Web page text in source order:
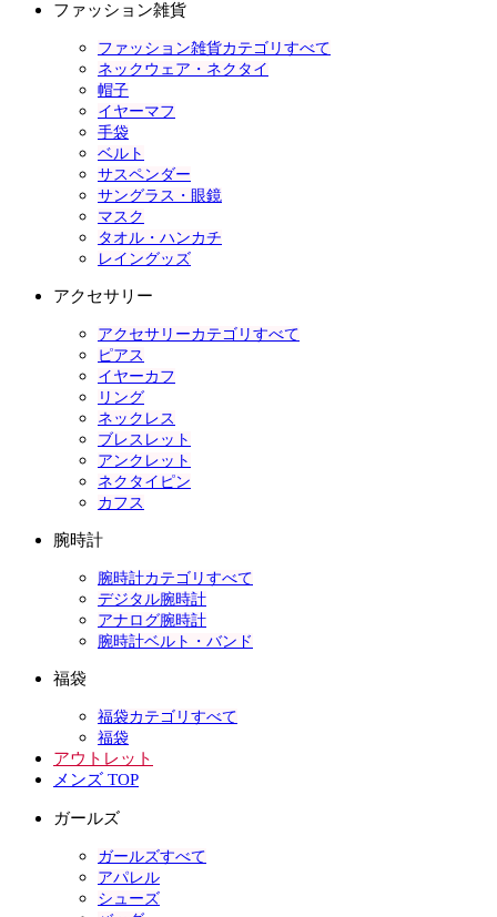
ファッション雑貨
ファッション雑貨カテゴリすべて
ネックウェア・ネクタイ
帽子
イヤーマフ
手袋
ベルト
サスペンダー
サングラス・眼鏡
マスク
タオル・ハンカチ
レイングッズ
アクセサリー
アクセサリーカテゴリすべて
ピアス
イヤーカフ
リング
ネックレス
ブレスレット
アンクレット
ネクタイピン
カフス
腕時計
腕時計カテゴリすべて
デジタル腕時計
アナログ腕時計
腕時計ベルト・バンド
福袋
福袋カテゴリすべて
福袋
アウトレット
メンズ TOP
ガールズ
ガールズすべて
アパレル
シューズ